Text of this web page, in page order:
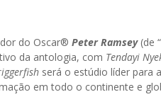
do Oscar® Peter Ramsey(de “
da antologia, com Tendayi
será o estúdio líder para
em todo o continente e